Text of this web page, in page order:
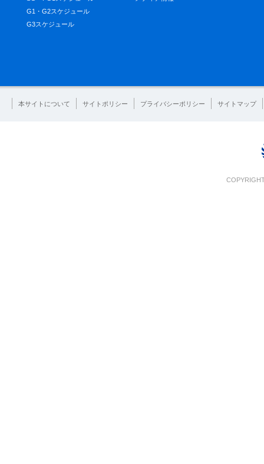
G1・G2スケジュール
G3スケジュール
本サイトについて サイトポリシー プライバシーポリシー サイトマップ